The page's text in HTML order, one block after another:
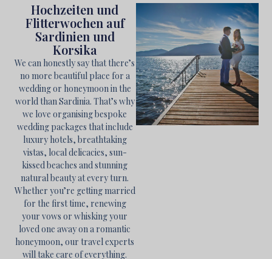
Hochzeiten und
Flitterwochen auf
Sardinien und
Korsika
We can honestly say that there’s
no more beautiful place for a
wedding or honeymoon in the
world than Sardinia. That’s why
we love organising bespoke
wedding packages that include
luxury hotels, breathtaking
vistas, local delicacies, sun-
kissed beaches and stunning
natural beauty at every turn.
Whether you’re getting married
for the first time, renewing
your vows or whisking your
loved one away on a romantic
honeymoon, our travel experts
will take care of everything.